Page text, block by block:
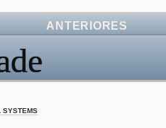
SYSTEMS
ANTERIORES